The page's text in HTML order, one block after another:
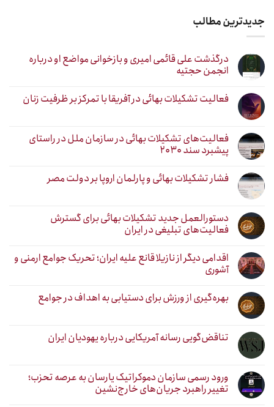
جدیدترین مطالب
درگذشت علی قائمی امیری و بازخوانی مواضع او درباره
انجمن حجتیه
فعالیت تشکیلات بهائی در آفریقا با تمرکز بر ظرفیت زنان
فعالیت‌های تشکیلات بهائی در سازمان ملل در راستای
پیشبرد سند ۲۰۳۰
فشار تشکیلات بهائی و پارلمان اروپا بر دولت مصر
دستورالعمل جدید تشکیلات بهائی برای گسترش
فعالیت‌های تبلیغی در ایران
اقدامی دیگر از نازیلا قانع علیه ایران؛ تحریک جوامع ارمنی و
آشوری
بهره‌گیری از ورزش برای دستیابی به اهداف در جوامع
تناقض‌گویی رسانه آمریکایی درباره یهودیان ایران
ورود رسمی سازمان دموکراتیک یارسان به عرصه تحزب؛
تغییر راهبرد جریان‌های خارج‌نشین